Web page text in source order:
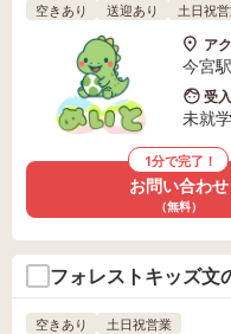
空きあり 送迎あり 土日祝
ア
今宮
受
未就
1分で完了！
お問い合わせ
（無料）
フォレストキッズ文
空きあり 土日祝営業